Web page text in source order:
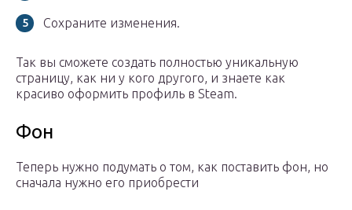
Сохраните изменения.
Так вы сможете создать полностью уникальную
страницу, как ни у кого другого, и знаете как
красиво оформить профиль в Steam.
Фон
Теперь нужно подумать о том, как поставить фон, но
сначала нужно его приобрести